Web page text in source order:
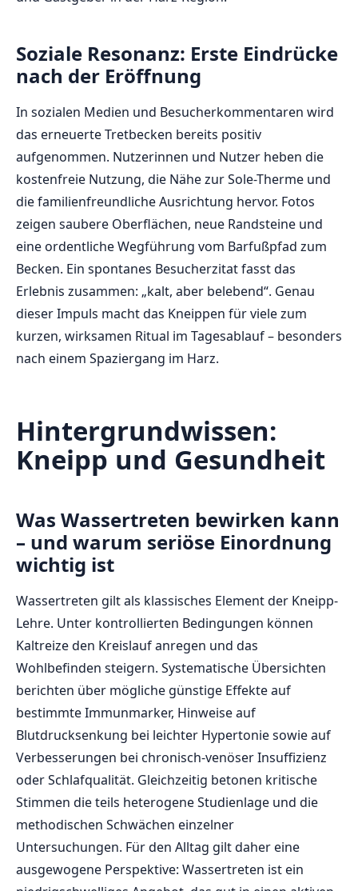
Soziale Resonanz: Erste Eindrücke
nach der Eröffnung
In sozialen Medien und Besucherkommentaren wird
das erneuerte Tretbecken bereits positiv
aufgenommen. Nutzerinnen und Nutzer heben die
kostenfreie Nutzung, die Nähe zur Sole-Therme und
die familienfreundliche Ausrichtung hervor. Fotos
zeigen saubere Oberflächen, neue Randsteine und
eine ordentliche Wegführung vom Barfußpfad zum
Becken. Ein spontanes Besucherzitat fasst das
Erlebnis zusammen: „kalt, aber belebend“. Genau
dieser Impuls macht das Kneippen für viele zum
kurzen, wirksamen Ritual im Tagesablauf – besonders
nach einem Spaziergang im Harz.
Hintergrundwissen:
Kneipp und Gesundheit
Was Wassertreten bewirken kann
– und warum seriöse Einordnung
wichtig ist
Wassertreten gilt als klassisches Element der Kneipp-
Lehre. Unter kontrollierten Bedingungen können
Kaltreize den Kreislauf anregen und das
Wohlbefinden steigern. Systematische Übersichten
berichten über mögliche günstige Effekte auf
bestimmte Immunmarker, Hinweise auf
Blutdrucksenkung bei leichter Hypertonie sowie auf
Verbesserungen bei chronisch-venöser Insuffizienz
oder Schlafqualität. Gleichzeitig betonen kritische
Stimmen die teils heterogene Studienlage und die
methodischen Schwächen einzelner
Untersuchungen. Für den Alltag gilt daher eine
ausgewogene Perspektive: Wassertreten ist ein